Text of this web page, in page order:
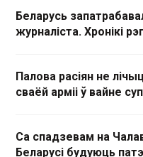
Беларусь
журналіста. Хронікі
Палова расіян не
сваёй арміі ў вайне
Са спадзевам на
Беларусі будуюць